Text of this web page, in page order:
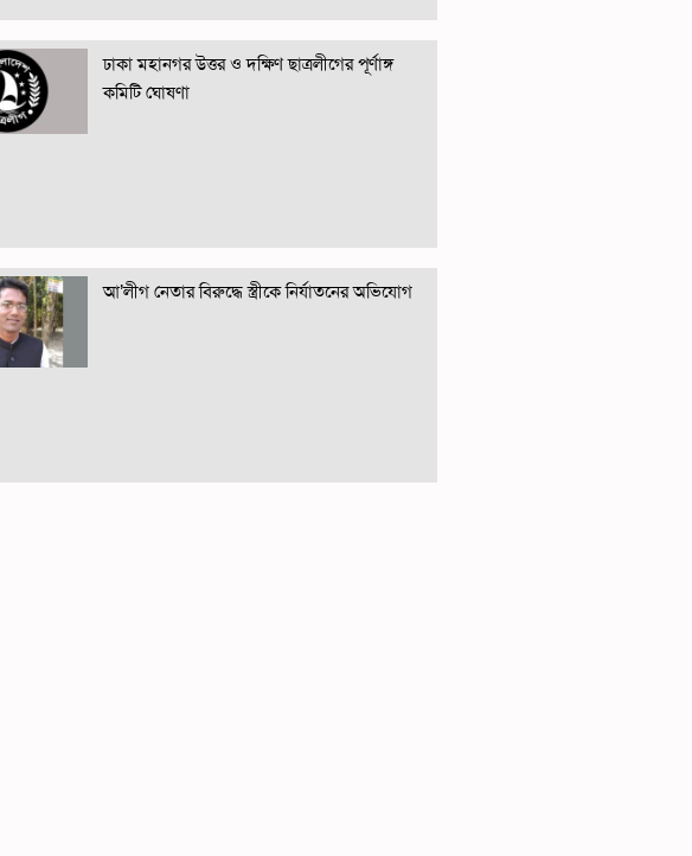
ঢাকা মহানগর উত্তর ও দক্ষিণ ছাত্রলীগের পূর্ণাঙ্গ
কমিটি ঘোষণা
আ’লীগ নেতার বিরুদ্ধে স্ত্রীকে নির্যাতনের অভিযোগ